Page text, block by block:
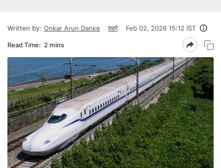
Written by: Onkar Arun Danke शहरे Feb 02, 2026 15:12 IST
Read Time: 2 mins